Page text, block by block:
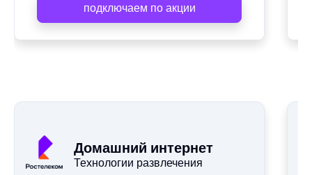
подключаем по акции
Домашний интернет
Технологии развлечения